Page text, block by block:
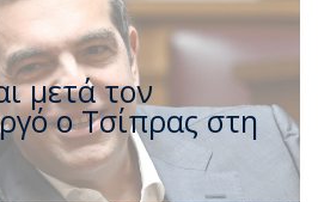
ισχυρό κύμα
βαθμούς Κελσίου
τον